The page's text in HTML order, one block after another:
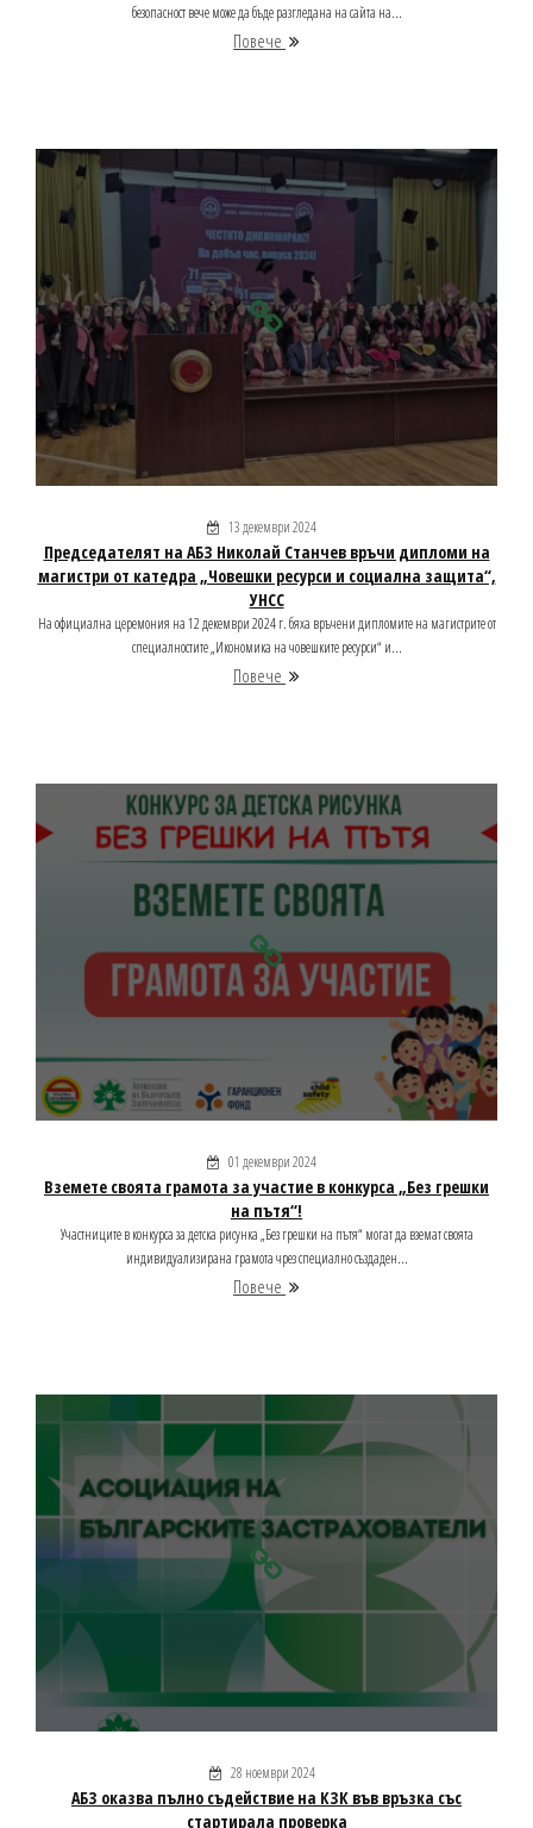
безопасност вече може да бъде разгледана на сайта на...
Повече
13 декември 2024
Председателят на АБЗ Николай Станчев връчи дипломи на
магистри от катедра „Човешки ресурси и социална защита“,
УНСС
На официална церемония на 12 декември 2024 г. бяха връчени дипломите на магистрите от
специалностите „Икономика на човешките ресурси“ и...
Повече
01 декември 2024
Вземете своята грамота за участие в конкурса „Без грешки
на пътя“!
Участниците в конкурса за детска рисунка „Без грешки на пътя“ могат да вземат своята
индивидуализирана грамота чрез специално създаден...
Повече
28 ноември 2024
АБЗ оказва пълно съдействие на КЗК във връзка със
стартирала проверка